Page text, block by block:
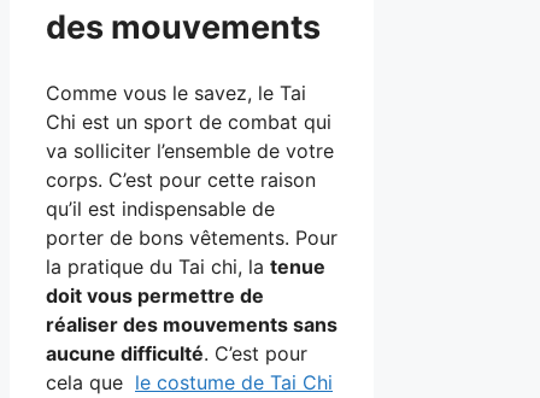
des mouvements
Comme vous le savez, le Tai
Chi est un sport de combat qui
va solliciter l’ensemble de votre
corps. C’est pour cette raison
qu’il est indispensable de
porter de bons vêtements. Pour
la pratique du Tai chi, la tenue
doit vous permettre de
réaliser des mouvements sans
aucune difficulté. C’est pour
cela que le costume de Tai Chi